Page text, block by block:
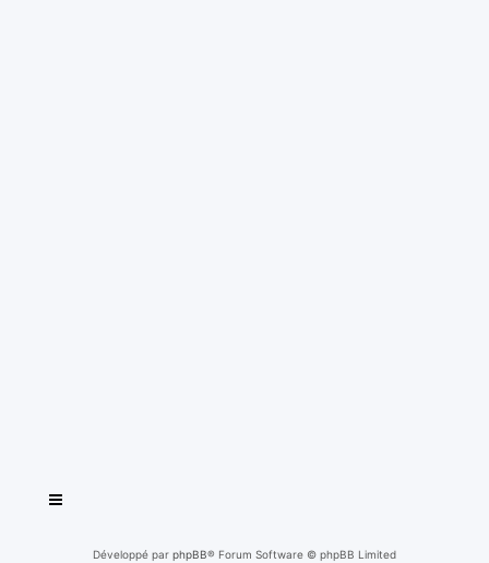
Développé par phpBB® Forum Software © phpBB Limited